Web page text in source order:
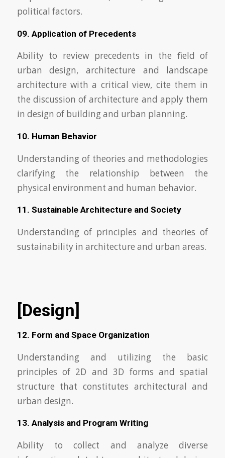
political factors.
09. Application of Precedents
Ability to review precedents in the field of
urban design, architecture and landscape
architecture with a critical view, cite them in
the discussion of architecture and apply them
in design of building and urban planning.
10. Human Behavior
Understanding of theories and methodologies
clarifying the relationship between the
physical environment and human behavior.
11. Sustainable Architecture and Society
Understanding of principles and theories of
sustainability in architecture and urban areas.
[Design]
12. Form and Space Organization
Understanding and utilizing the basic
principles of 2D and 3D forms and spatial
structure that constitutes architectural and
urban design.
13. Analysis and Program Writing
Ability to collect and analyze diverse